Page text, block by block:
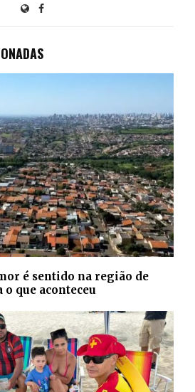
é sentido na região de
que aconteceu